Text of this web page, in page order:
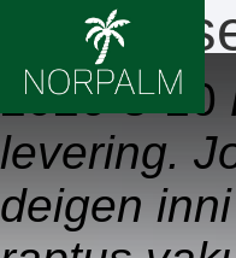
2026-8-10
levering.
deigen